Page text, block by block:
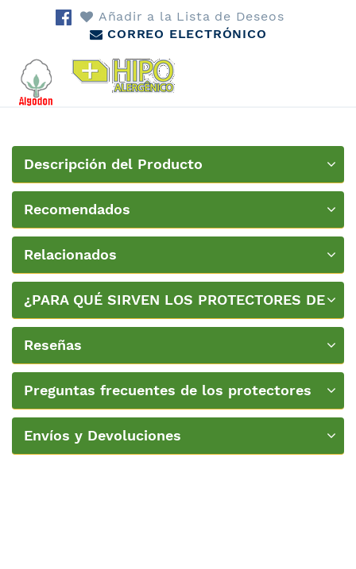
Añadir a la Lista de Deseos
CORREO ELECTRÓNICO
Descripción del Producto
Recomendados
Relacionados
¿PARA QUÉ SIRVEN LOS PROTECTORES DE
Reseñas
Preguntas frecuentes de los protectores
Envíos y Devoluciones